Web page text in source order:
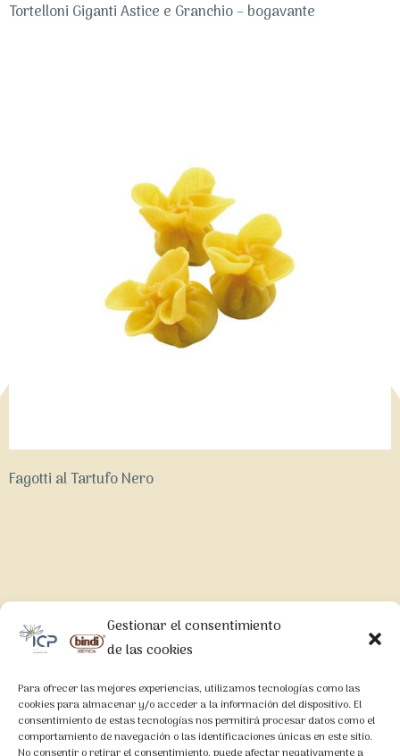
Gestionar el consentimiento
de las cookies
Para ofrecer las mejores experiencias, utilizamos tecnologías como las
cookies para almacenar y/o acceder a la información del dispositivo. El
consentimiento de estas tecnologías nos permitirá procesar datos como el
comportamiento de navegación o las identificaciones únicas en este sitio.
Tortelloni Giganti Astice e Granchio – bogavante
Fagotti al Tartufo Nero
LEGAL
Política de Privacidad
Política de Cookies